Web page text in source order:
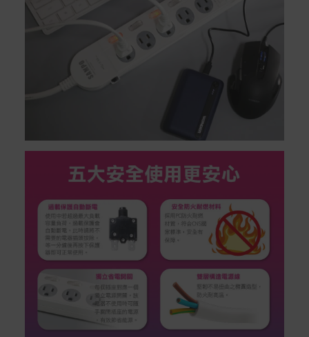
您可以於「我的訂單」內查詢訂單出貨狀態 (路徑：我的帳
號 > 我的訂單)。
實際的到貨時間依配合的物流商做安排，在無特殊狀況下
可在出貨後的兩個工作天內送達。
預購商品依商品頁面上的出貨時間安排，且有可能因實際
Acer旗下品牌商品保固期限與說明請參考此連結：http
情請參考商品說明。
如有相關保固問題以及售後服務問題，您可以透過專線或
服務信箱聯繫客服。
付款方式
本網站提供以下付款方式：
信用卡一次付清：支援Visa、Master Card及JCB卡
別